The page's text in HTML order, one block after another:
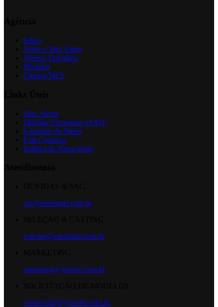
Início
Sobre a Max Fama
Nossos Trabalhos
Modelos
Casting MFT
Max Shorts
Dúvidas Frequentes (FAQ)
Glossário da Moda
Fale Conosco
Política de Privacidade
sac@maxfama.com.br
selecao@maxfama.com.br
marketing@ybrasil.com.br
comercial2@ymodel.com.br